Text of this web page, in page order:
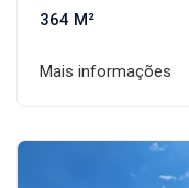
364 M²
Mais informações